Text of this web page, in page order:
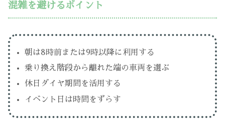
混雑を避けるポイント
朝は8時前または9時以降に利用する
乗り換え階段から離れた端の車両を選ぶ
休日ダイヤ期間を活用する
イベント日は時間をずらす